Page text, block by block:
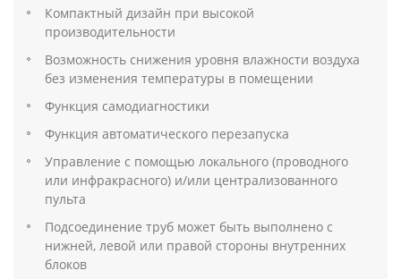
Компактный дизайн при высокой
производительности
Возможность снижения уровня влажности воздуха
без изменения температуры в помещении
Функция самодиагностики
Функция автоматического перезапуска
Управление с помощью локального (проводного
или инфракрасного) и/или централизованного
пульта
Подсоединение труб может быть выполнено с
нижней, левой или правой стороны внутренних
блоков